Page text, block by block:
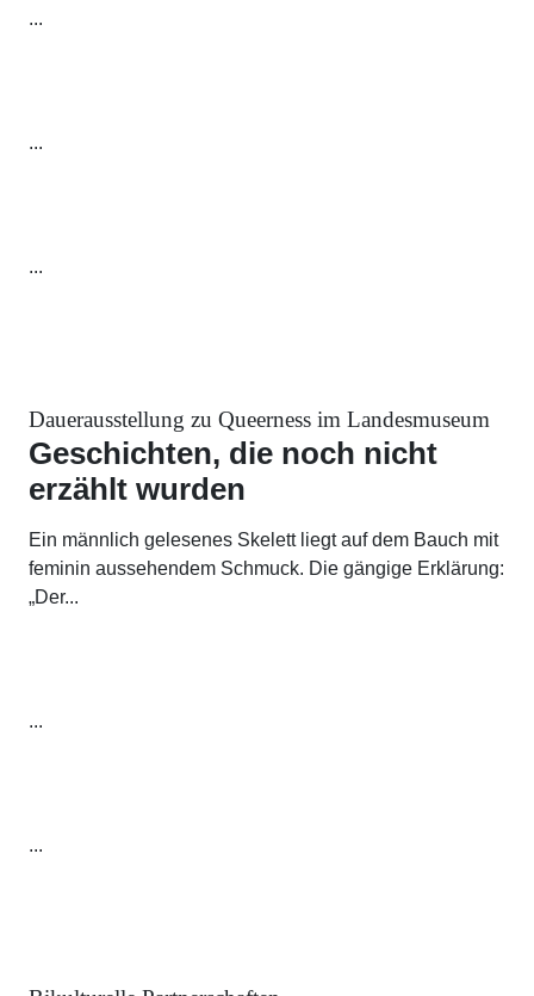
...
...
...
Dauerausstellung zu Queerness im Landesmuseum
Geschichten, die noch nicht
erzählt wurden
Ein männlich gelesenes Skelett liegt auf dem Bauch mit
feminin aussehendem Schmuck. Die gängige Erklärung:
„Der...
...
...